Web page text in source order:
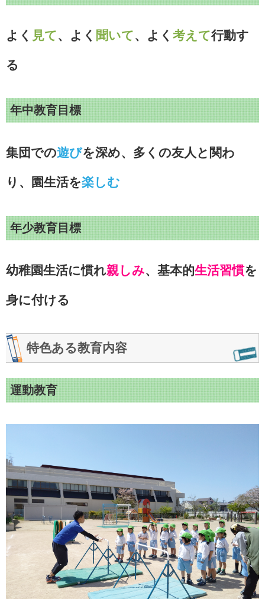
よく 見て、よく 聞いて、よく 考えて行動す
る
年中教育目標
集団での遊びを深め、多くの友人と関わ
り、園生活を楽しむ
年少教育目標
幼稚園生活に慣れ親しみ、基本的生活習慣を
身に付ける
特色ある教育内容
運動教育